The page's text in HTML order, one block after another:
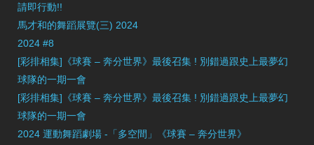
請即行動!!
馬才和的舞蹈展覽(三) 2024
2024 #8
[彩排相集]《球賽 – 奔分世界》最後召集 ! 別錯過跟史上最夢幻
球隊的一期一會
[彩排相集]《球賽 – 奔分世界》最後召集 ! 別錯過跟史上最夢幻
球隊的一期一會
2024 運動舞蹈劇場 -「多空間」《球賽 – 奔分世界》